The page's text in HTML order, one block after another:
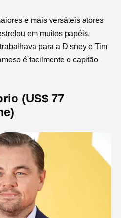
e mais versáteis atores
em muitos papéis,
para a Disney e Tim
é facilmente o capitão
(US$ 77